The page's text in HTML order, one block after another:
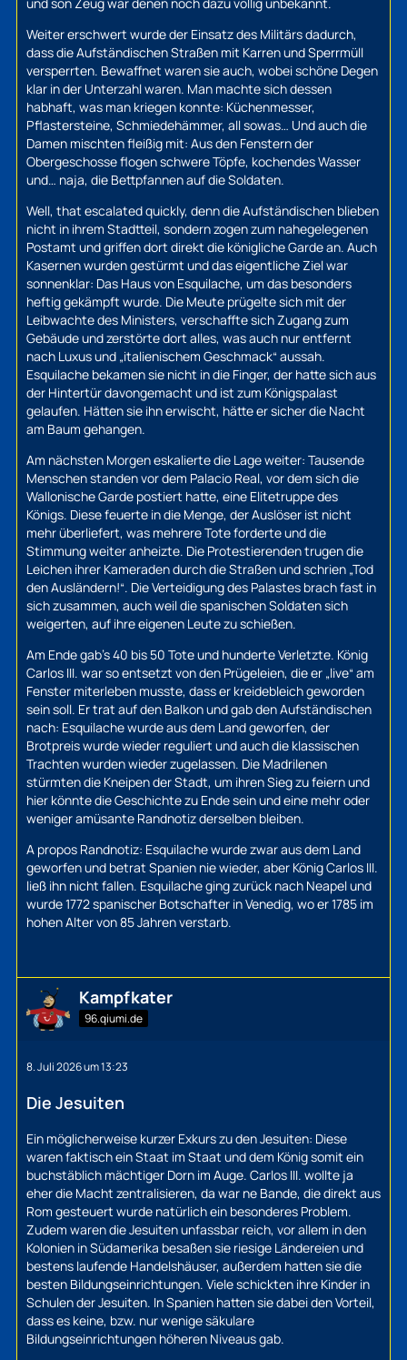
Weiter erschwert wurde der Einsatz des Militärs dadurch,
dass die Aufständischen Straßen mit Karren und Sperrmüll
versperrten. Bewaffnet waren sie auch, wobei schöne Degen
klar in der Unterzahl waren. Man machte sich dessen
habhaft, was man kriegen konnte: Küchenmesser,
Pflastersteine, Schmiedehämmer, all sowas… Und auch die
Damen mischten fleißig mit: Aus den Fenstern der
Obergeschosse flogen schwere Töpfe, kochendes Wasser
und… naja, die Bettpfannen auf die Soldaten.
Well, that escalated quickly, denn die Aufständischen blieben
nicht in ihrem Stadtteil, sondern zogen zum nahegelegenen
Postamt und griffen dort direkt die königliche Garde an. Auch
Kasernen wurden gestürmt und das eigentliche Ziel war
sonnenklar: Das Haus von Esquilache, um das besonders
heftig gekämpft wurde. Die Meute prügelte sich mit der
Leibwachte des Ministers, verschaffte sich Zugang zum
Gebäude und zerstörte dort alles, was auch nur entfernt
nach Luxus und „italienischem Geschmack“ aussah.
Esquilache bekamen sie nicht in die Finger, der hatte sich aus
der Hintertür davongemacht und ist zum Königspalast
gelaufen. Hätten sie ihn erwischt, hätte er sicher die Nacht
am Baum gehangen.
Am nächsten Morgen eskalierte die Lage weiter: Tausende
Menschen standen vor dem Palacio Real, vor dem sich die
Wallonische Garde postiert hatte, eine Elitetruppe des
Königs. Diese feuerte in die Menge, der Auslöser ist nicht
mehr überliefert, was mehrere Tote forderte und die
Stimmung weiter anheizte. Die Protestierenden trugen die
Leichen ihrer Kameraden durch die Straßen und schrien „Tod
den Ausländern!“. Die Verteidigung des Palastes brach fast in
sich zusammen, auch weil die spanischen Soldaten sich
weigerten, auf ihre eigenen Leute zu schießen.
Am Ende gab’s 40 bis 50 Tote und hunderte Verletzte. König
Carlos III. war so entsetzt von den Prügeleien, die er „live“ am
Fenster miterleben musste, dass er kreidebleich geworden
sein soll. Er trat auf den Balkon und gab den Aufständischen
nach: Esquilache wurde aus dem Land geworfen, der
Brotpreis wurde wieder reguliert und auch die klassischen
Trachten wurden wieder zugelassen. Die Madrilenen
stürmten die Kneipen der Stadt, um ihren Sieg zu feiern und
hier könnte die Geschichte zu Ende sein und eine mehr oder
weniger amüsante Randnotiz derselben bleiben.
A propos Randnotiz: Esquilache wurde zwar aus dem Land
geworfen und betrat Spanien nie wieder, aber König Carlos III.
ließ ihn nicht fallen. Esquilache ging zurück nach Neapel und
wurde 1772 spanischer Botschafter in Venedig, wo er 1785 im
hohen Alter von 85 Jahren verstarb.
Kampfkater
96.qiumi.de
8. Juli 2026 um 13:23
Die Jesuiten
Ein möglicherweise kurzer Exkurs zu den Jesuiten: Diese
waren faktisch ein Staat im Staat und dem König somit ein
buchstäblich mächtiger Dorn im Auge. Carlos III. wollte ja
eher die Macht zentralisieren, da war ne Bande, die direkt aus
Rom gesteuert wurde natürlich ein besonderes Problem.
Zudem waren die Jesuiten unfassbar reich, vor allem in den
Kolonien in Südamerika besaßen sie riesige Ländereien und
bestens laufende Handelshäuser, außerdem hatten sie die
besten Bildungseinrichtungen. Viele schickten ihre Kinder in
Schulen der Jesuiten. In Spanien hatten sie dabei den Vorteil,
dass es keine, bzw. nur wenige säkulare
Bildungseinrichtungen höheren Niveaus gab.